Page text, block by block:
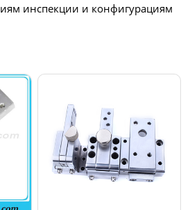
инспекции и конфигурациям